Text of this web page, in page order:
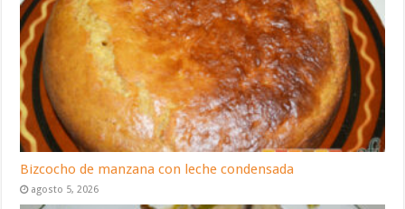
Bizcocho de manzana con leche condensada
agosto 5, 2026